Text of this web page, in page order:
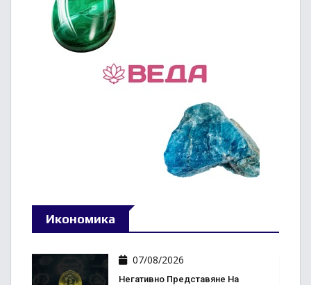
Икономика
07/08/2026
Негативно Представяне На